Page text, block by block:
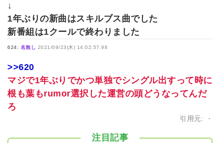
↓
1年ぶりの新曲はスキルブス曲でした
新番組は1クールで終わりました
624: 名無し 2021/09/23(木) 14:02:57.98
>>620
マジで1年ぶりでかつ単独でシングル出すって時に
根も葉もrumor選択した運営の頭どうなってんだ
ろ
引用元: ・
注目記事